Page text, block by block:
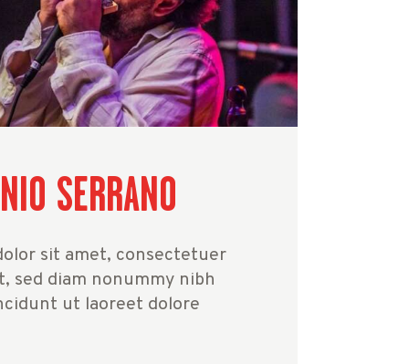
SERRANO
sit amet, consectetuer
sed diam nonummy nibh
ut laoreet dolore